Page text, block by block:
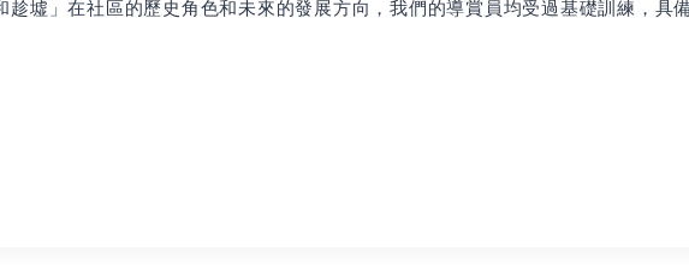
趁墟」在社區的歷史角色和未來的發展方向，我們的導賞員均受過基礎訓練，具